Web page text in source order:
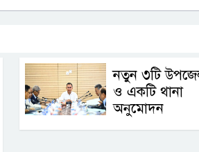
নতুন ৩টি
ও একটি থানা
অনুমোদন